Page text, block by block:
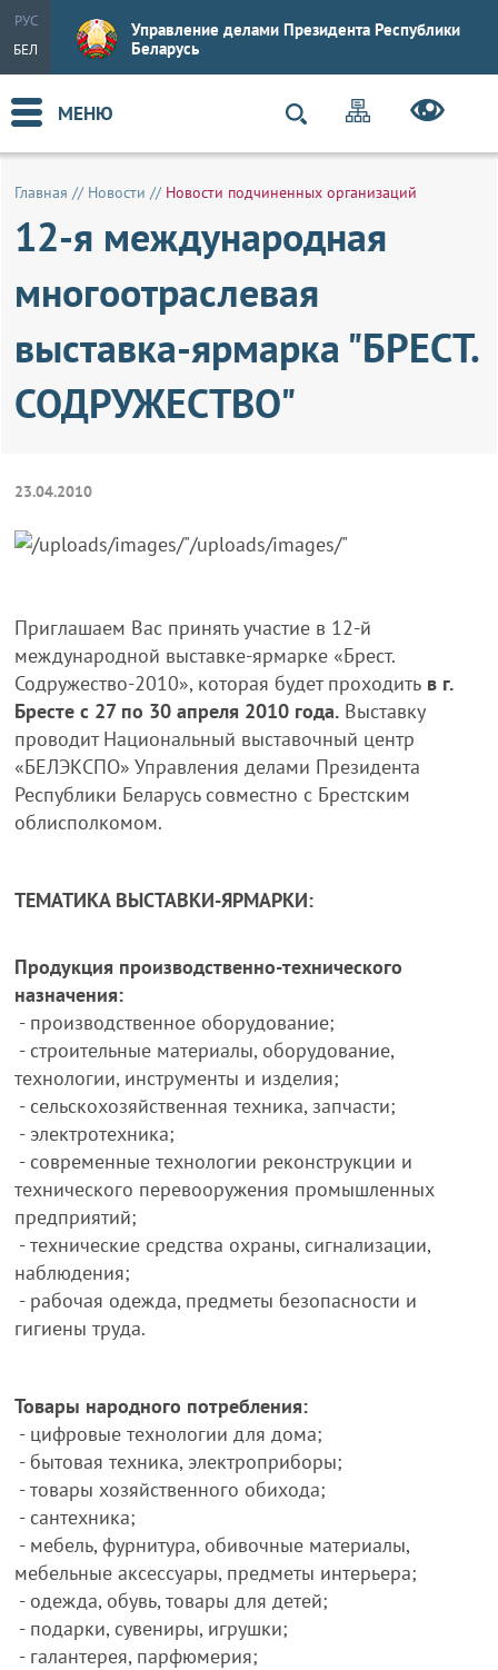
РУС
БЕЛ
Управление делами Президента Республики
Беларусь
МЕНЮ
Главная // Новости // Новости подчиненных организаций
12-я международная
многоотраслевая
выставка-ярмарка "БРЕСТ.
СОДРУЖЕСТВО"
23.04.2010
Приглашаем Вас принять участие в 12-й
международной выставке-ярмарке «Брест.
Содружество-2010», которая будет проходить в г.
Бресте с 27 по 30 апреля 2010 года. Выставку
проводит Национальный выставочный центр
«БЕЛЭКСПО» Управления делами Президента
Республики Беларусь совместно с Брестским
облисполкомом.
ТЕМАТИКА ВЫСТАВКИ-ЯРМАРКИ:
Продукция производственно-технического
назначения:
- производственное оборудование;
- строительные материалы, оборудование,
технологии, инструменты и изделия;
- сельскохозяйственная техника, запчасти;
- электротехника;
- современные технологии реконструкции и
технического перевооружения промышленных
предприятий;
- технические средства охраны, сигнализации,
наблюдения;
- рабочая одежда, предметы безопасности и
гигиены труда.
Товары народного потребления:
- цифровые технологии для дома;
- бытовая техника, электроприборы;
- товары хозяйственного обихода;
- сантехника;
- мебель, фурнитура, обивочные материалы,
мебельные аксессуары, предметы интерьера;
- одежда, обувь, товары для детей;
- подарки, сувениры, игрушки;
- галантерея, парфюмерия;